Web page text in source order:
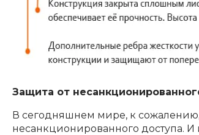
Защита от
В сегодняшнем мире, к
несанкционированного доступа. И